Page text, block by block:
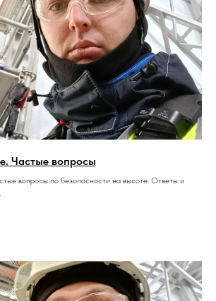
Частые вопросы
вопросы по безопасности на высоте. Ответы и